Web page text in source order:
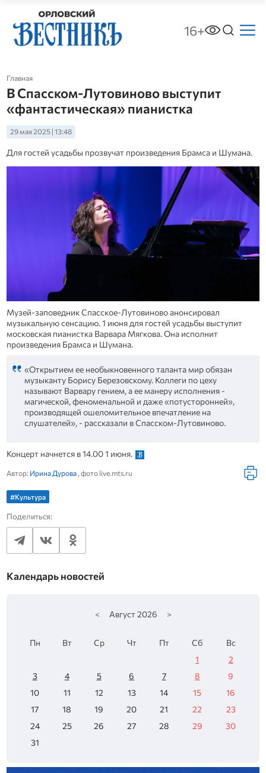
16+
Главная
В Спасском-Лутовиново выступит
«фантастическая» пианистка
29 мая 2025 | 13:48
Для гостей усадьбы прозвучат произведения Брамса и Шумана.
Музей-заповедник Спасское-Лутовиново анонсировал
музыкальную сенсацию. 1 июня для гостей усадьбы выступит
московская пианистка Варвара Мягкова. Она исполнит
произведения Брамса и Шумана.
«Открытием ее необыкновенного таланта мир обязан
музыканту Борису Березовскому. Коллеги по цеху
называют Варвару гением, а ее манеру исполнения -
магической, феноменальной и даже «потусторонней»,
производящей ошеломительное впечатление на
слушателей», - рассказали в Спасском-Лутовиново.
Концерт начнется в 14.00 1 июня.
Автор: Ирина Дурова, фото live.mts.ru
#Культура
Поделиться:
Календарь новостей
< Август 2026 >
Пн Вт Ср Чт Пт Сб
Вс
1
2
3
4 5 6 7 8
9
10
11 12 13 14 15
16
17
18 19 20 21 22
23
24
25 26 27 28 29
30
31